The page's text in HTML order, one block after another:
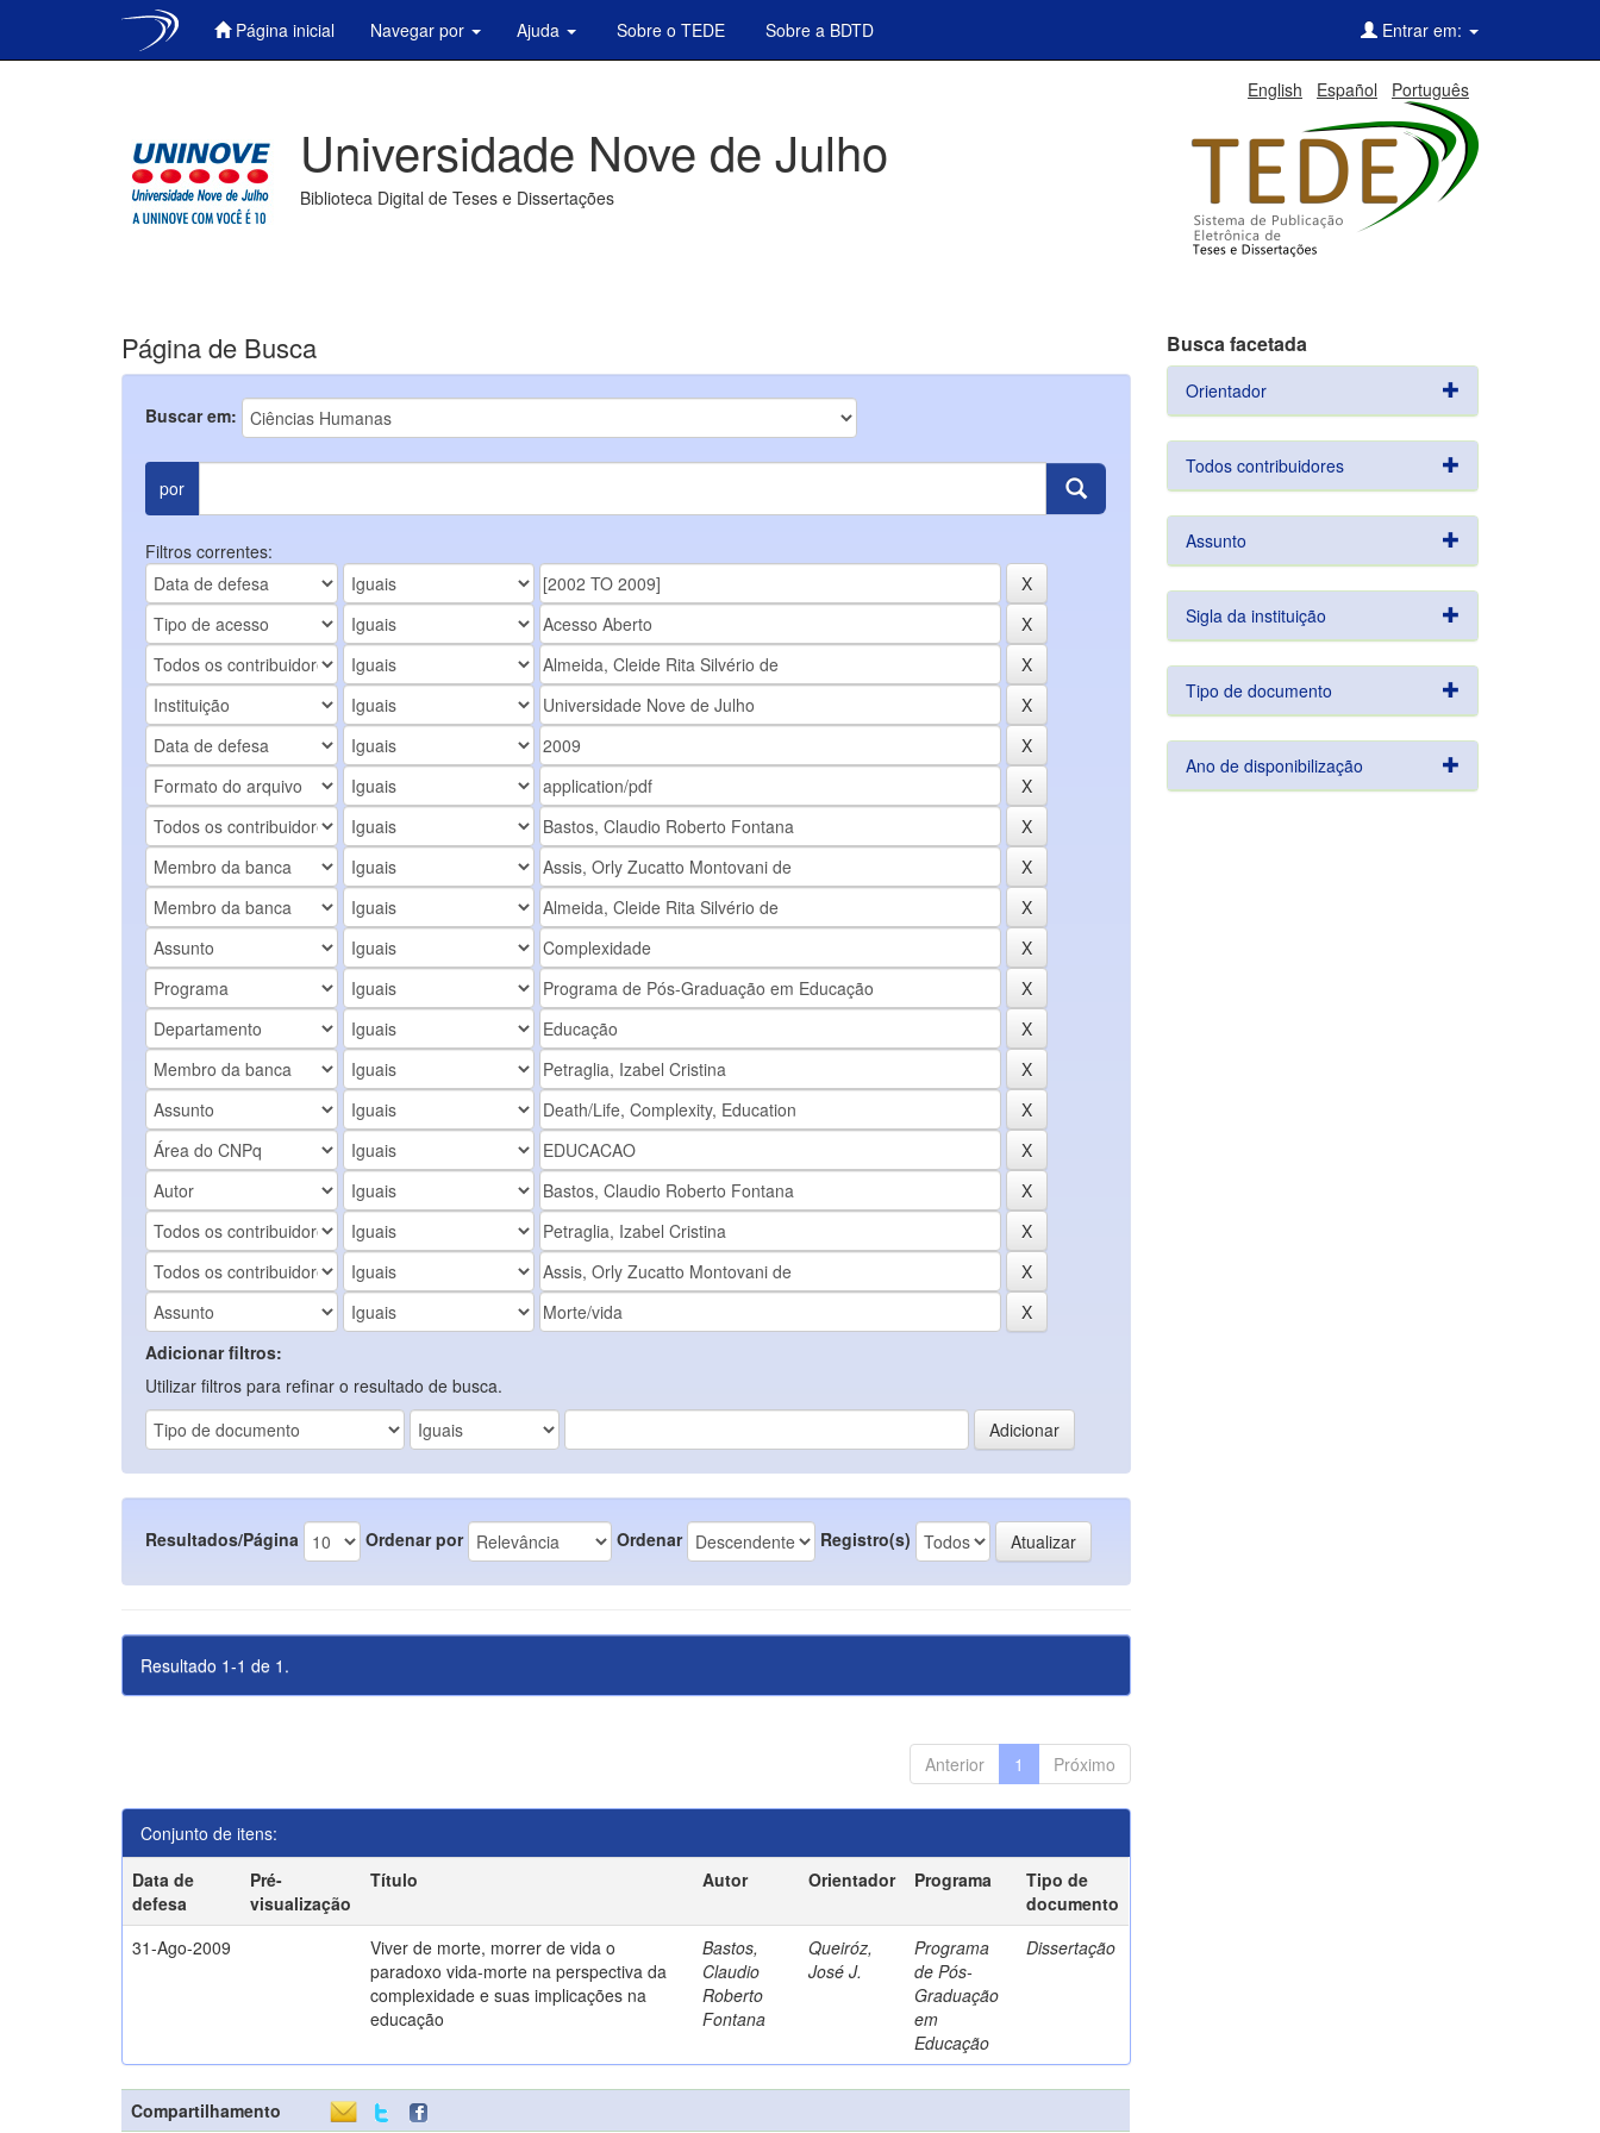
Página inicial Navegar por Ajuda Sobre o TEDE Sobre a BDTD Entrar em:
English Español Português
Universidade Nove de Julho
Biblioteca Digital de Teses e Dissertações
Página de Busca
Buscar em:
por
Filtros correntes:
Adicionar filtros:
Utilizar filtros para refinar o resultado de busca.
Resultados/Página Ordenar por Ordenar Registro(s)
Resultado 1-1 de 1.
Anterior 1 Próximo
Conjunto de itens:
Data de
defesa
Pré-
visualização
Título Autor Orientador Programa
Tipo de
documento
31-Ago-2009
Viver de morte, morrer de vida o
paradoxo vida-morte na perspectiva da
complexidade e suas implicações na
educação
Bastos,
Claudio
Roberto
Fontana
Queiróz,
José J.
Programa
de Pós-
Graduação
em
Educação
Dissertação
Compartilhamento
Busca facetada
Orientador
Todos contribuidores
Assunto
Sigla da instituição
Tipo de documento
Ano de disponibilização